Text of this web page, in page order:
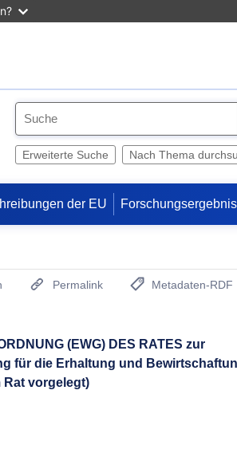
e
Erweiterte Suche Nach Thema
der EU
Permalink
Metadaten-RDF
(EWG) DES RATES zur
für die Erhaltung und
vorgelegt)